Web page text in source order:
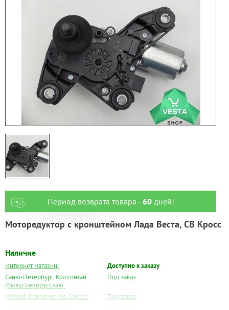
Период возврата товара - 60дней!
Моторедуктор с кронштейном Лада Веста, СВ Кросс
Наличие
Интернет магазин:
Доступно к заказу
Санкт-Петербург, Коллонтай
(бывш.Белорусская):
Под заказ
Москва, Коровинское Шоссе:
Под заказ